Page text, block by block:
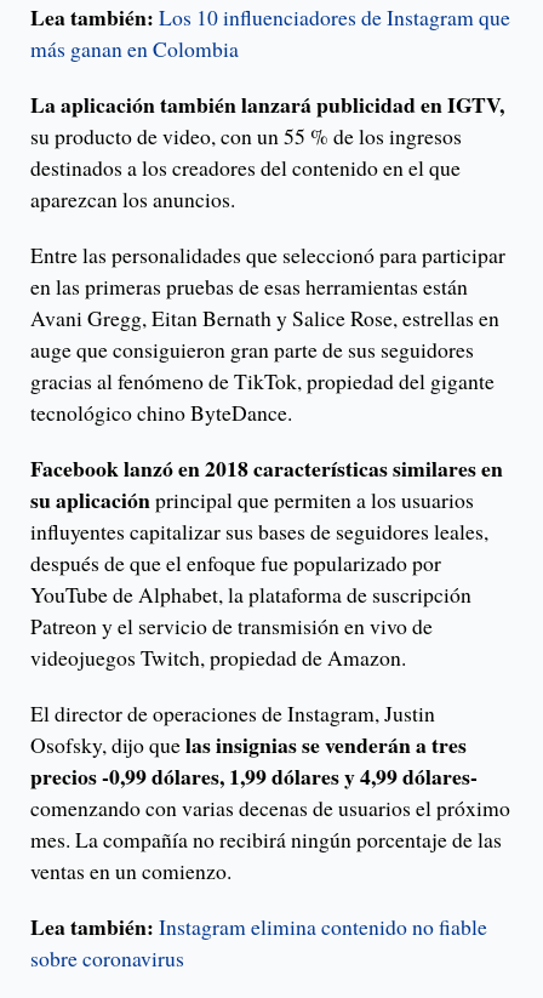
Lea también: Los 10 influenciadores de Instagram que
más ganan en Colombia
La aplicación también lanzará publicidad en IGTV,
su producto de video, con un 55 % de los ingresos
destinados a los creadores del contenido en el que
aparezcan los anuncios.
Entre las personalidades que seleccionó para participar
en las primeras pruebas de esas herramientas están
Avani Gregg, Eitan Bernath y Salice Rose, estrellas en
auge que consiguieron gran parte de sus seguidores
gracias al fenómeno de TikTok, propiedad del gigante
tecnológico chino ByteDance.
Facebook lanzó en 2018 características similares en
su aplicaciónprincipal que permiten a los usuarios
influyentes capitalizar sus bases de seguidores leales,
después de que el enfoque fue popularizado por
YouTube de Alphabet, la plataforma de suscripción
Patreon y el servicio de transmisión en vivo de
videojuegos Twitch, propiedad de Amazon.
El director de operaciones de Instagram, Justin
Osofsky, dijo quelas insignias se venderán a tres
precios -0,99 dólares, 1,99 dólares y 4,99 dólares-
comenzando con varias decenas de usuarios el próximo
mes. La compañía no recibirá ningún porcentaje de las
ventas en un comienzo.
Lea también: Instagram elimina contenido no fiable
sobre coronavirus